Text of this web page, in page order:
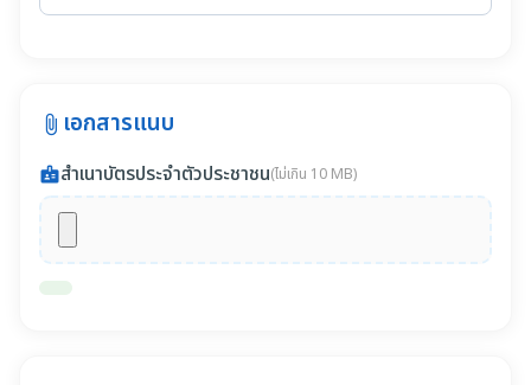
attach_file เอกสารแนบ
badgeสำเนาบัตรประจำตัวประชาชน(ไม่เกิน 10 MB)